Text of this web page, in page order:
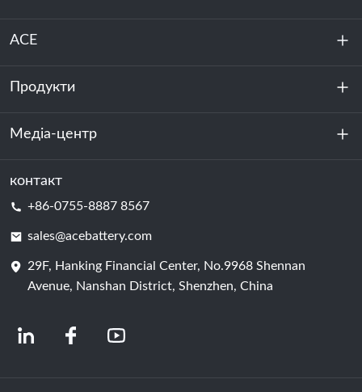
ACE
Про нас
Стійкість
Продукти
Зберігання енергії
Центр обробки даних та серверна кімната
Елемент батареї
Медіа-центр
Новини
контакт
+86-0755-8887 8567
sales@acebattery.com
29F, Hanking Financial Center, No.9968 Shennan
Avenue, Nanshan District, Shenzhen, China